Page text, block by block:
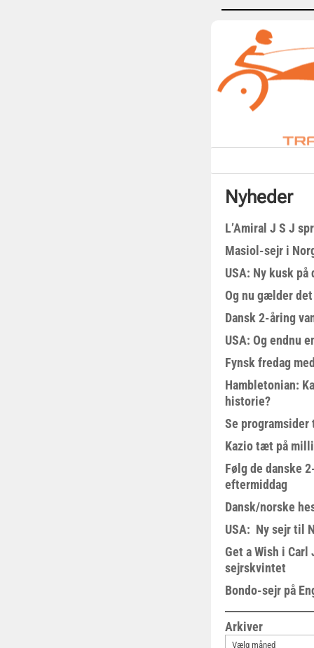
Nyheder
L’Amiral J S J
Masiol-sejr i
USA: Ny kusk på
Og nu gælder
Dansk 2-åring
USA: Og endnu
Fynsk fredag
Hambletonian:
historie?
Se
Kazio tæt på
Følg de danske
eftermiddag
Dansk/norske
USA: Ny sejr til
Get a Wish i Carl
sejrskvintet
Bondo-sejr på
Arkiver